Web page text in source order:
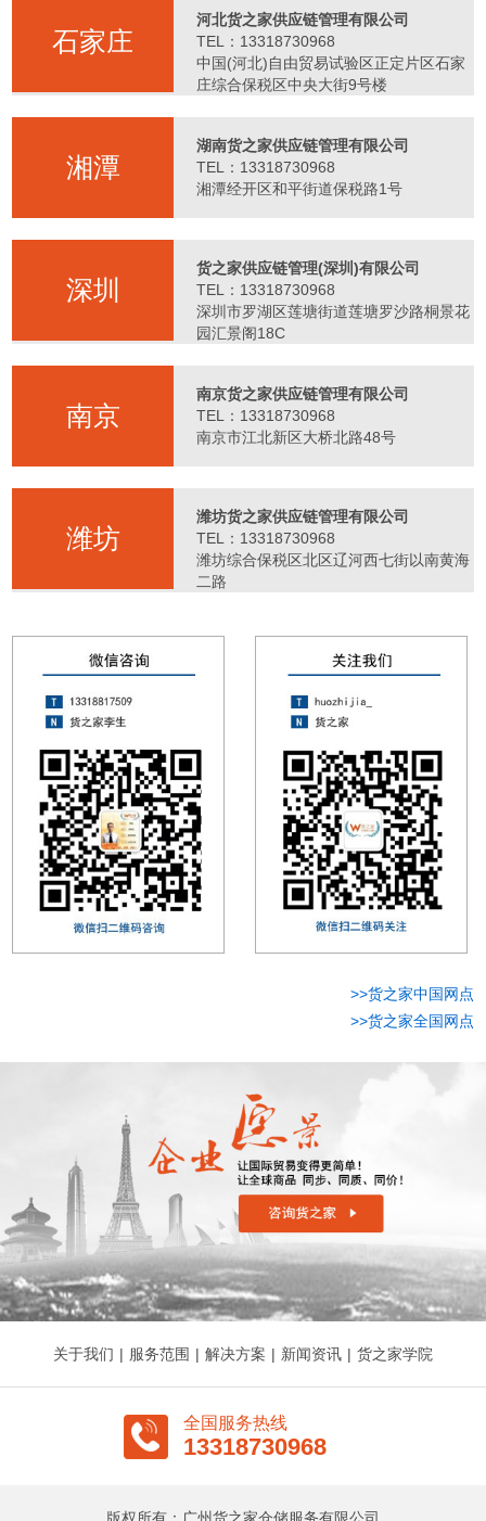
石家庄
河北货之家供应链管理有限公司
TEL：13318730968
中国(河北)自由贸易试验区正定片区石家
庄综合保税区中央大街9号楼
湘潭
湖南货之家供应链管理有限公司
TEL：13318730968
湘潭经开区和平街道保税路1号
深圳
货之家供应链管理(深圳)有限公司
TEL：13318730968
深圳市罗湖区莲塘街道莲塘罗沙路桐景花
园汇景阁18C
南京
南京货之家供应链管理有限公司
TEL：13318730968
南京市江北新区大桥北路48号
潍坊
潍坊货之家供应链管理有限公司
TEL：13318730968
潍坊综合保税区北区辽河西七街以南黄海
二路
>>货之家中国网点
>>货之家全国网点
关于我们 | 服务范围 | 解决方案 | 新闻资讯 | 货之家学院
全国服务热线
13318730968